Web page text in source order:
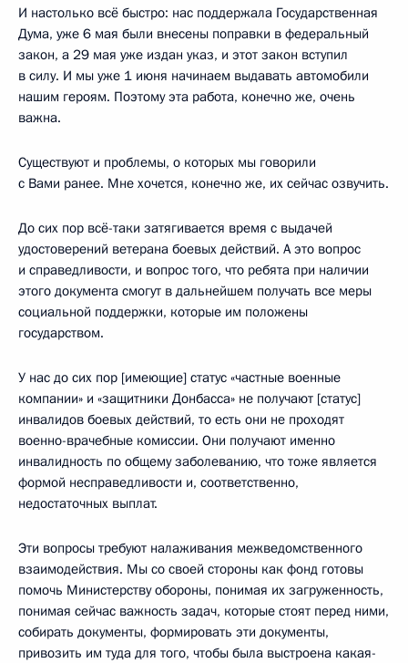
И настолько всё быстро: нас поддержала Государственная
Дума, уже 6 мая были внесены поправки в федеральный
закон, а 29 мая уже издан указ, и этот закон вступил
в силу. И мы уже 1 июня начинаем выдавать автомобили
нашим героям. Поэтому эта работа, конечно же, очень
важна.
Существуют и проблемы, о которых мы говорили
с Вами ранее. Мне хочется, конечно же, их сейчас озвучить.
До сих пор всё-таки затягивается время с выдачей
удостоверений ветерана боевых действий. А это вопрос
и справедливости, и вопрос того, что ребята при наличии
этого документа смогут в дальнейшем получать все меры
социальной поддержки, которые им положены
государством.
У нас до сих пор [имеющие] статус «частные военные
компании» и «защитники Донбасса» не получают [статус]
инвалидов боевых действий, то есть они не проходят
военно-врачебные комиссии. Они получают именно
инвалидность по общему заболеванию, что тоже является
формой несправедливости и, соответственно,
недостаточных выплат.
Эти вопросы требуют налаживания межведомственного
взаимодействия. Мы со своей стороны как фонд готовы
помочь Министерству обороны, понимая их загруженность,
понимая сейчас важность задач, которые стоят перед ними,
собирать документы, формировать эти документы,
привозить им туда для того, чтобы была выстроена какая-